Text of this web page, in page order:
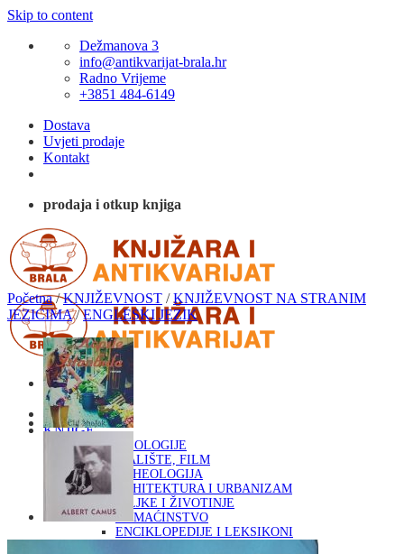
Skip to content
Dežmanova 3
info@antikvarijat-brala.hr
Radno Vrijeme
+3851 484-6149
Dostava
Uvjeti prodaje
Kontakt
prodaja i otkup knjiga
Naslovna
KNJIGE
OD ARHEOLOGIJE
DO KAZALIŠTE, FILM
ARHEOLOGIJA
ARHITEKTURA I URBANIZAM
BILJKE I ŽIVOTINJE
DOMAĆINSTVO
ENCIKLOPEDIJE I LEKSIKONI
Početna / KNJIŽEVNOST / KNJIŽEVNOST NA STRANIM
JEZICIMA / ENGLESKI JEZIK